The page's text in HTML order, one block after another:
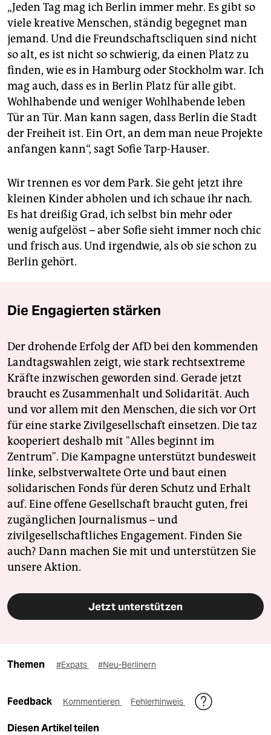
„Jeden Tag mag ich Berlin immer mehr. Es gibt so
viele kreative Menschen, ständig begegnet man
jemand. Und die Freundschaftscliquen sind nicht
so alt, es ist nicht so schwierig, da einen Platz zu
finden, wie es in Hamburg oder Stockholm war. Ich
mag auch, dass es in Berlin Platz für alle gibt.
Wohlhabende und weniger Wohlhabende leben
Tür an Tür. Man kann sagen, dass Berlin die Stadt
der Freiheit ist. Ein Ort, an dem man neue Projekte
anfangen kann“, sagt Sofie Tarp-Hauser.
Wir trennen es vor dem Park. Sie geht jetzt ihre
kleinen Kinder abholen und ich schaue ihr nach.
Es hat dreißig Grad, ich selbst bin mehr oder
wenig aufgelöst – aber Sofie sieht immer noch chic
und frisch aus. Und irgendwie, als ob sie schon zu
Berlin gehört.
Die Engagierten stärken
Der drohende Erfolg der AfD bei den kommenden
Landtagswahlen zeigt, wie stark rechtsextreme
Kräfte inzwischen geworden sind. Gerade jetzt
braucht es Zusammenhalt und Solidarität. Auch
und vor allem mit den Menschen, die sich vor Ort
für eine starke Zivilgesellschaft einsetzen. Die taz
kooperiert deshalb mit "Alles beginnt im
Zentrum". Die Kampagne unterstützt bundesweit
linke, selbstverwaltete Orte und baut einen
solidarischen Fonds für deren Schutz und Erhalt
auf. Eine offene Gesellschaft braucht guten, frei
zugänglichen Journalismus – und
zivilgesellschaftliches Engagement. Finden Sie
auch? Dann machen Sie mit und unterstützen Sie
unsere Aktion.
Jetzt unterstützen
Themen #Expats #Neu-Berlinern
Feedback Kommentieren Fehlerhinweis
Diesen Artikel teilen